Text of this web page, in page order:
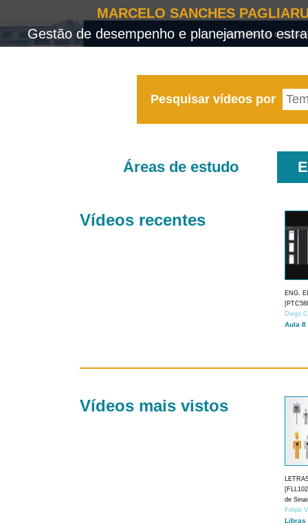
MARCELO SANCHES
Gestão de desempenho e planejamento
Pesquisar vídeos por
Áreas de estudo
Vídeos recentes
ENG.
Diego
Aula 8
Vídeos mais vistos
de
Felipe
Libras